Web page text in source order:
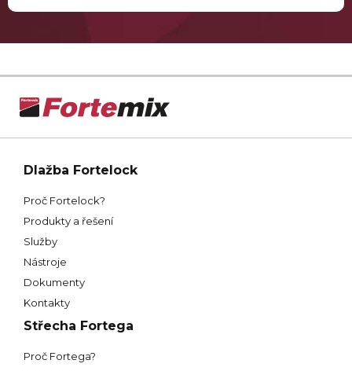
Dlažba Fortelock
Proč Fortelock?
Produkty a řešení
Služby
Nástroje
Dokumenty
Kontakty
Střecha Fortega
Proč Fortega?